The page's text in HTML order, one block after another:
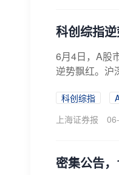
科创综指
6月4日，A股
逆势飘红。沪
科创综指
上海证券报
密集公告